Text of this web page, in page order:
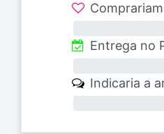
Entrega no
Indicaria a